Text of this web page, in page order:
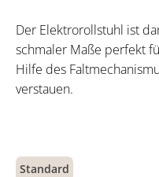
Der Elektrorollstuhl ist
schmaler Maße perfekt
Hilfe des
verstauen.
Standard